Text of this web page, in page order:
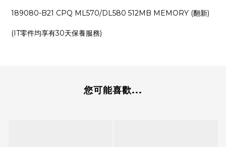
189080-B21 CPQ ML570/DL580 512MB MEMORY (翻新)
(IT零件均享有30天保養服務)
您可能喜歡...